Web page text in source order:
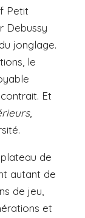
Petit
Debussy
jonglage.
le
Et
,
de
autant de
de jeu,
et